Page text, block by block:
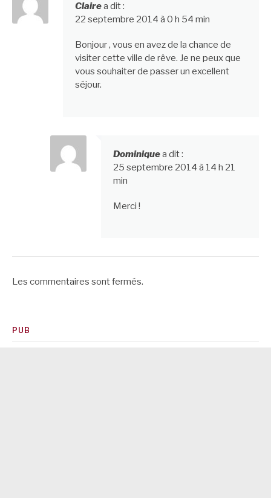
Clairea dit :
22 septembre 2014 à 0 h 54 min
Bonjour , vous en avez de la chance de
visiter cette ville de rêve. Je ne peux que
vous souhaiter de passer un excellent
séjour.
Dominiquea dit :
25 septembre 2014 à 14 h 21
min
Merci !
Les commentaires sont fermés.
PUB